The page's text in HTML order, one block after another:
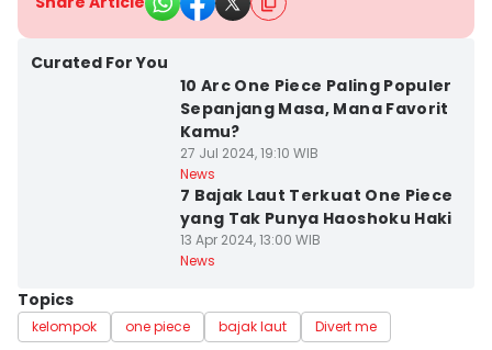
Curated For You
10 Arc One Piece Paling Populer
Sepanjang Masa, Mana Favorit
Kamu?
27 Jul 2024, 19:10 WIB
News
7 Bajak Laut Terkuat One Piece
yang Tak Punya Haoshoku Haki
13 Apr 2024, 13:00 WIB
News
Topics
kelompok one piece bajak laut Divert me